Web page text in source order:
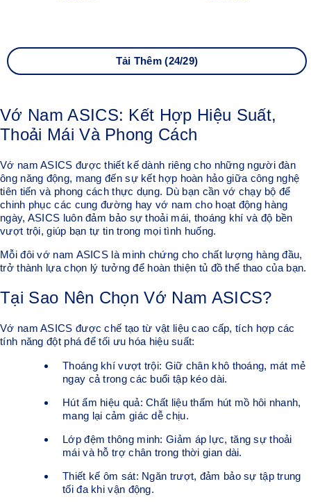
Tải Thêm (24/29)
Vớ Nam ASICS: Kết Hợp Hiệu Suất,
Thoải Mái Và Phong Cách
Vớ nam ASICS được thiết kế dành riêng cho những người đàn
ông năng động, mang đến sự kết hợp hoàn hảo giữa công nghệ
tiên tiến và phong cách thực dụng. Dù bạn cần vớ chạy bộ để
chinh phục các cung đường hay vớ nam cho hoạt động hàng
ngày, ASICS luôn đảm bảo sự thoải mái, thoáng khí và độ bền
vượt trội, giúp bạn tự tin trong mọi tình huống.
Mỗi đôi vớ nam ASICS là minh chứng cho chất lượng hàng đầu,
trở thành lựa chọn lý tưởng để hoàn thiện tủ đồ thể thao của bạn.
Tại Sao Nên Chọn Vớ Nam ASICS?
Vớ nam ASICS được chế tạo từ vật liệu cao cấp, tích hợp các
tính năng đột phá để tối ưu hóa hiệu suất:
Thoáng khí vượt trội: Giữ chân khô thoáng, mát mẻ
ngay cả trong các buổi tập kéo dài.
Hút ẩm hiệu quả: Chất liệu thấm hút mồ hôi nhanh,
mang lại cảm giác dễ chịu.
Lớp đệm thông minh: Giảm áp lực, tăng sự thoải
mái và hỗ trợ chân trong thời gian dài.
Thiết kế ôm sát: Ngăn trượt, đảm bảo sự tập trung
tối đa khi vận động.